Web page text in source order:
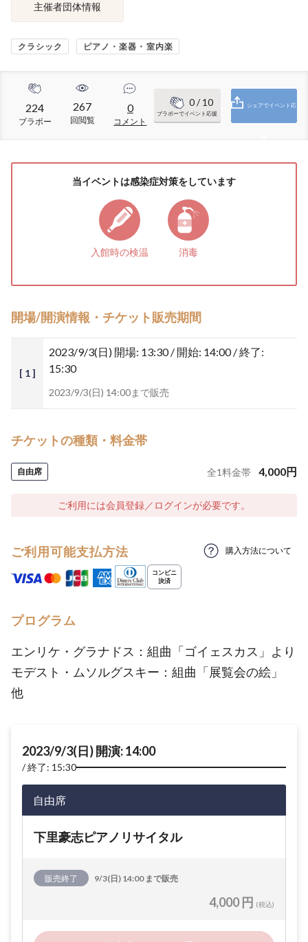
主催者団体情報
クラシック ピアノ・楽器・室内楽
224
ブラボー
267
回閲覧
0
コメント
0/ 10
ブラボーでイベント応援
シェアでイベント応
当イベントは感染症対策をしています
入館時の検温 消毒
開場/開演情報・チケット販売期間
[ 1 ]
2023/9/3(日) 開場: 13:30 / 開始: 14:00 / 終了:
15:30
2023/9/3(日) 14:00まで販売
チケットの種類・料金帯
自由席 全1料金帯 4,000円
ご利用には会員登録／ログインが必要です。
ご利用可能支払方法 購入方法について
プログラム
エンリケ・グラナドス：組曲「ゴイェスカス」より
モデスト・ムソルグスキー：組曲「展覧会の絵」
他
2023/9/3(日) 開演: 14:00
終了: 15:30
自由席
下里豪志ピアノリサイタル
販売終了 9/3(日) 14:00 まで販売
4,000 円 (税込)